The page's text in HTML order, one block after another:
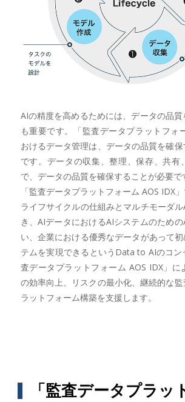
AIの精度を高めるためには、データの品質
も重要です。「監査データプラットフォ
おけるデータ管理は、データの品質を確
です。データの収集、整理、保存、共有
で、データの品質を確保することが必要で
「監査データプラットフォーム AOS IDX
ライフサイクルの仕組みとマルチモーダ
き、AIデータにおけるAIシステムのため
い、企業における優秀なデータがあって
テムを実現できるというData to AIのコン
査データプラットフォーム AOS IDX」に
の効率向上、リスクの最小化、継続的な
ラットフォーム構築を支援します。
「監査データプラッ